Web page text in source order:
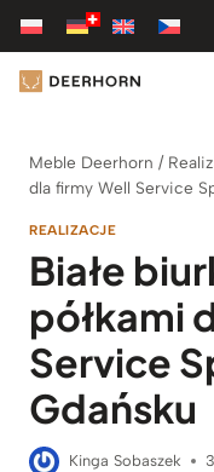
Przejdź
treści
Meble Deerhorn /
dla firmy Well Service
REALIZACJE
Białe
półkami
Service
Gdańsku
Kinga Sobaszek